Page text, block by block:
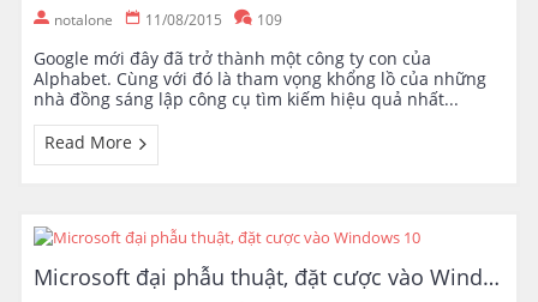
notalone 11/08/2015 109
Google mới đây đã trở thành một công ty con của
Alphabet. Cùng với đó là tham vọng khổng lồ của những
nhà đồng sáng lập công cụ tìm kiếm hiệu quả nhất...
Read More
Microsoft đại phẫu thuật, đặt cược vào Windows 10